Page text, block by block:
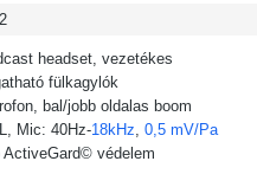
headset, vezetékes
fülkagylók
bal/jobb oldalas boom
Mic: 40Hz-18kHz, 0,5 mV/Pa
védelem